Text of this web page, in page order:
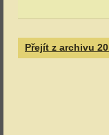
Přejít z archivu